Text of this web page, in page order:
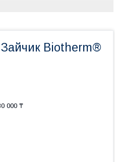
Biotherm®
000 ₸